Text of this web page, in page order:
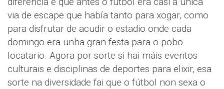
via de escape que había tanto para xogar, como
para disfrutar de acudir o estadio onde cada
domingo era unha gran festa para o pobo
locatario. Agora por sorte si hai máis eventos
culturais e disciplinas de deportes para elixir, esa
sorte na diversidade fai que o fútbol non sexa o